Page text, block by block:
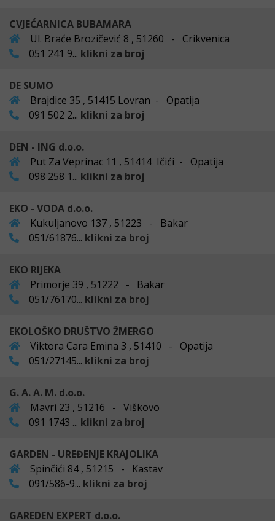
CVJEĆARNICA BUBAMARA
Ul. Braće Brozičević 8 , 51260 - Crikvenica
051 241 9... klikni za broj
DE SUMO
Brajdice 35 , 51415 Lovran - Opatija
091 502 2... klikni za broj
DEN - ING d.o.o.
Put Za Veprinac 11 , 51414 Ičići - Opatija
098 258 1... klikni za broj
EKO - VODA d.o.o.
Kukuljanovo 137 , 51223 - Bakar
051/61876... klikni za broj
EKO RIJEKA
Primorje 39 , 51222 - Bakar
051/76170... klikni za broj
EKOLOŠKO DRUŠTVO ŽMERGO
Viktora Cara Emina 3 , 51410 - Opatija
051/27145... klikni za broj
G. A. A. M. d.o.o.
Mavri 23 , 51216 - Viškovo
091 1743 ... klikni za broj
GARDEN - UREĐENJE KRAJOLIKA
Spinčići 84 , 51215 - Kastav
091/586-9... klikni za broj
GAREDEN EXPERT d.o.o.